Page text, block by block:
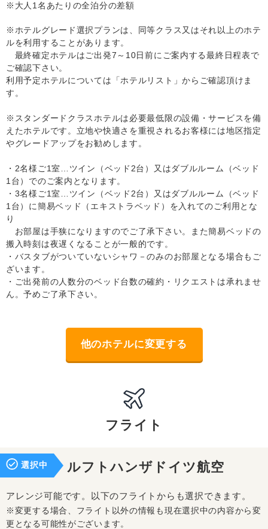
※大人1名あたりの全泊分の差額
※ホテルグレード選択プランは、同等クラス又はそれ以上のホテ
ルを利用することがあります。
最終確定ホテルはご出発7～10日前にご案内する最終日程表で
ご確認下さい。
利用予定ホテルについては「ホテルリスト」からご確認頂けま
す。
※スタンダードクラスホテルは必要最低限の設備・サービスを備
えたホテルです。立地や快適さを重視されるお客様には地区指定
やグレードアップをお勧めします。
・2名様ご1室…ツイン（ベッド2台）又はダブルルーム（ベッド
1台）でのご案内となります。
・3名様ご1室…ツイン（ベッド2台）又はダブルルーム（ベッド
1台）に簡易ベッド（エキストラベッド）を入れてのご利用とな
り
お部屋は手狭になりますのでご了承下さい。また簡易ベッドの
搬入時刻は夜遅くなることが一般的です。
・バスタブがついていないシャワ－のみのお部屋となる場合もご
ざいます。
・ご出発前の人数分のベッド台数の確約・リクエストは承れませ
ん。予めご了承下さい。
他のホテルに変更する
フライト
選択中 ルフトハンザドイツ航空
アレンジ可能です。以下のフライトからも選択できます。
※変更する場合、フライト以外の情報も現在選択中の内容から変
更となる可能性がございます。